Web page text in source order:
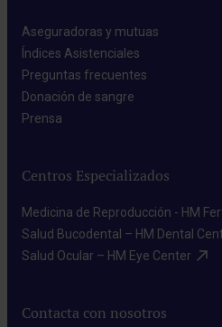
Aseguradoras y mutuas​
Índices Asistenciales​
Preguntas frecuentes​
Donación de sangre​
Prensa​
Centros Especializados
Medicina de Reproducción - HM
Salud Bucodental – HM Dental
Salud Ocular – HM Eye Center​
Contacta con nosotros